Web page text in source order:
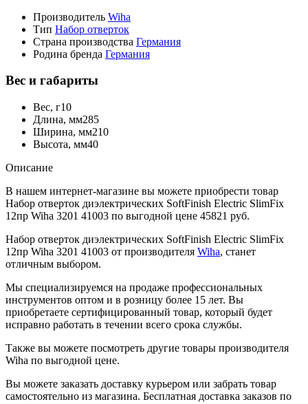
Производитель Wiha
Тип Набор отверток
Страна производства Германия
Родина бренда Германия
Вес и габариты
Вес, г10
Длина, мм285
Ширина, мм210
Высота, мм40
Описание
В нашем интернет-магазине вы можете приобрести товар
Набор отверток диэлектрических SoftFinish Electric SlimFix
12пр Wiha 3201 41003 по выгодной цене 45821 руб.
Набор отверток диэлектрических SoftFinish Electric SlimFix
12пр Wiha 3201 41003 от производителя Wiha, станет
отличным выбором.
Мы специализируемся на продаже профессиональных
инструментов оптом и в розницу более 15 лет. Вы
приобретаете сертифицированный товар, который будет
исправно работать в течении всего срока службы.
Также вы можете посмотреть другие товары производителя
Wiha по выгодной цене.
Вы можете заказать доставку курьером или забрать товар
самостоятельно из магазина. Бесплатная доставка заказов по